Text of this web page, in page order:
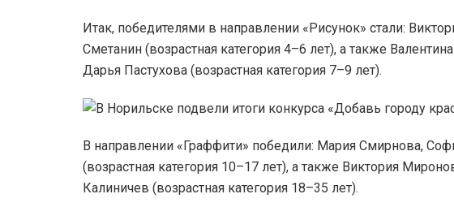
Итак, победителями в направлении «Рисунок» стали:
Сметанин (возрастная категория 4–6 лет), а также
Дарья Пастухова (возрастная категория 7–9 лет).
В направлении «Граффити» победили: Мария Смирнова,
(возрастная категория 10–17 лет), а также Виктория
Калиничев (возрастная категория 18–35 лет).